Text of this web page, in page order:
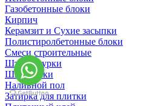
Газобетонные блоки
Кирпич
Керамзит и Сухие засыпки
Полистиролбетонные блоки
Смеси строительные
Штукартурки
Шпаклевки
Наливной пол
Затирка для плитки